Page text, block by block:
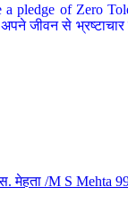
of Zero
जीवन से
मेहता /M S Mehta